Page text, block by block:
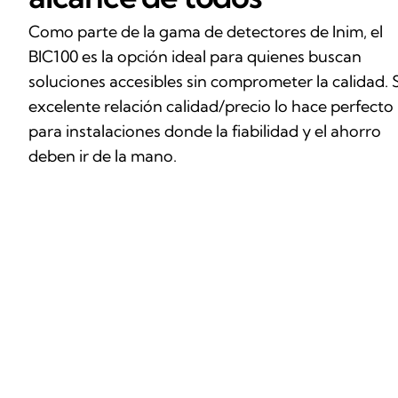
Como parte de la gama de detectores de Inim, el
BIC100 es la opción ideal para quienes buscan
soluciones accesibles sin comprometer la calidad.
excelente relación calidad/precio lo hace perfecto
para instalaciones donde la fiabilidad y el ahorro
deben ir de la mano.